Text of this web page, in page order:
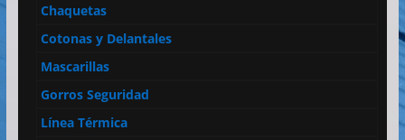
Chaquetas
Cotonas y Delantales
Mascarillas
Gorros Seguridad
Línea Térmica